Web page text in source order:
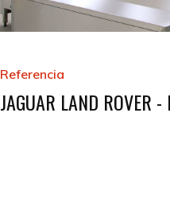
Referencia
JAGUAR LAND ROVER -